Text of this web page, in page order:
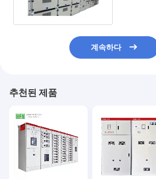
계속하다
추천된 제품